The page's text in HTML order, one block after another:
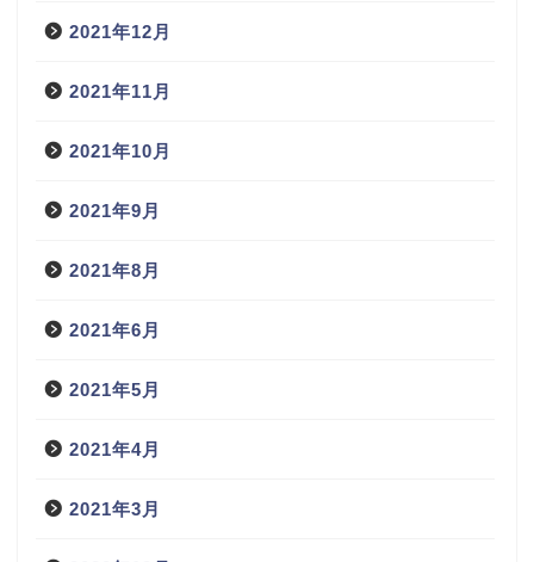
2021年12月
2021年11月
2021年10月
2021年9月
2021年8月
2021年6月
2021年5月
2021年4月
2021年3月